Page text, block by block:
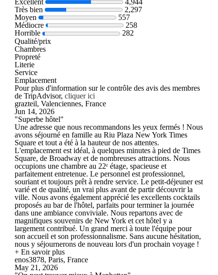
Très bien
2,297
Moyen
557
Médiocre
258
Horrible
282
Qualité/prix
Chambres
Propreté
Literie
Service
Emplacement
Pour plus d'information sur le contrôle des avis des membres
de TripAdvisor, cliquer ici
grazteil, Valenciennes, France
Jun 14, 2026
"Superbe hôtel"
Une adresse que nous recommandons les yeux fermés ! Nous
avons séjourné en famille au Riu Plaza New York Times
Square et tout a été à la hauteur de nos attentes.
L'emplacement est idéal, à quelques minutes à pied de Times
Square, de Broadway et de nombreuses attractions. Nous
occupions une chambre au 22ᵉ étage, spacieuse et
parfaitement entretenue. Le personnel est professionnel,
souriant et toujours prêt à rendre service. Le petit-déjeuner est
varié et de qualité, un vrai plus avant de partir découvrir la
ville. Nous avons également apprécié les excellents cocktails
proposés au bar de l'hôtel, parfaits pour terminer la journée
dans une ambiance conviviale. Nous repartons avec de
magnifiques souvenirs de New York et cet hôtel y a
largement contribué. Un grand merci à toute l'équipe pour
son accueil et son professionnalisme. Sans aucune hésitation,
nous y séjournerons de nouveau lors d'un prochain voyage !
+ En savoir plus
enos3878, Paris, France
May 21, 2026